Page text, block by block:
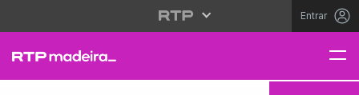
Entrar